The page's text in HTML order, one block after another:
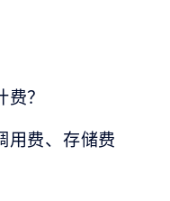
？
用费、存储费